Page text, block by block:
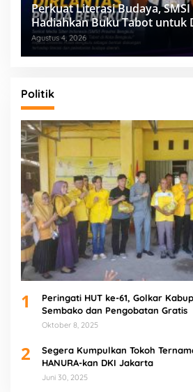
Perkuat Literasi Budaya,
Hadiahkan Buku Tabot untuk
Agustus 4, 2026
Politik
1
Peringati HUT ke-61, Golkar
Sembako dan Pengobatan Gratis
Oktober 8, 2025
2
Segera Kumpulkan Tokoh
HANURA-kan DKI Jakarta
Juni 30, 2025